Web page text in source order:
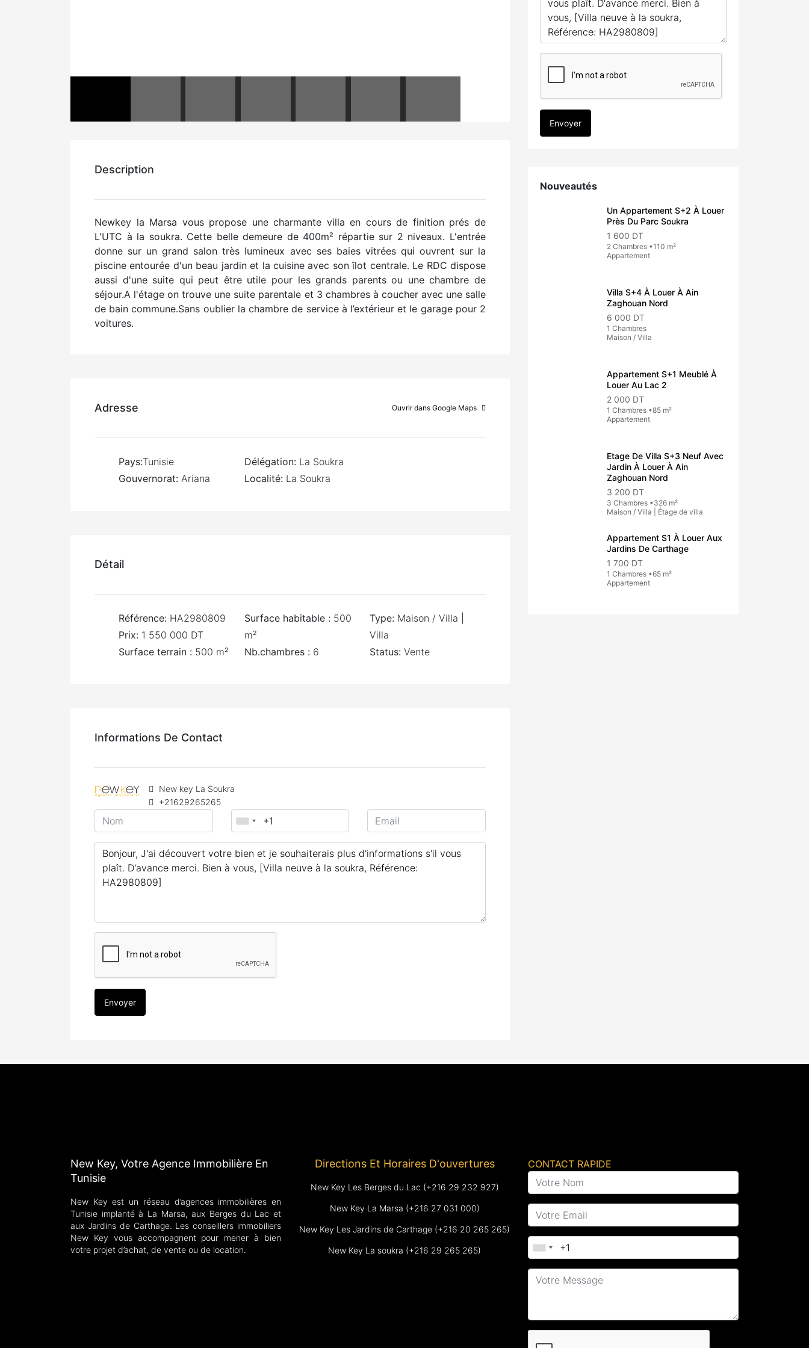
Description
Newkey la Marsa vous propose une charmante villa en cours de finition prés de
L'UTC à la soukra. Cette belle demeure de 400m² répartie sur 2 niveaux. L'entrée
donne sur un grand salon très lumineux avec ses baies vitrées qui ouvrent sur la
piscine entourée d'un beau jardin et la cuisine avec son îlot centrale. Le RDC dispose
aussi d'une suite qui peut être utile pour les grands parents ou une chambre de
séjour.A l'étage on trouve une suite parentale et 3 chambres à coucher avec une salle
de bain commune.Sans oublier la chambre de service à l’extérieur et le garage pour 2
voitures.
Adresse Ouvrir dans Google Maps
Pays:Tunisie
Gouvernorat: Ariana
Délégation:La Soukra
Localité:La Soukra
Détail
Référence: HA2980809
Prix: 1 550 000 DT
Surface terrain : 500 m²
Surface habitable :500
m²
Nb.chambres :6
Type: Maison / Villa |
Villa
Status: Vente
Informations De Contact
New key La Soukra
+21629265265
Envoyer
Envoyer
Nouveautés
Un Appartement S+2 À Louer
Près Du Parc Soukra
1 600 DT
2 Chambres •110 m²
Appartement
Villa S+4 À Louer À Ain
Zaghouan Nord
6 000 DT
1 Chambres
Maison / Villa
Appartement S+1 Meublé À
Louer Au Lac 2
2 000 DT
1 Chambres •85 m²
Appartement
Etage De Villa S+3 Neuf Avec
Jardin À Louer À Ain
Zaghouan Nord
3 200 DT
3 Chambres •326 m²
Maison / Villa | Étage de villa
Appartement S1 À Louer Aux
Jardins De Carthage
1 700 DT
1 Chambres •65 m²
Appartement
New Key, Votre Agence Immobilière En
Tunisie
New Key est un réseau d’agences immobilières en
Tunisie implanté à La Marsa, aux Berges du Lac et
aux Jardins de Carthage. Les conseillers immobiliers
New Key vous accompagnent pour mener à bien
votre projet d’achat, de vente ou de location.
Directions Et Horaires D'ouvertures
New Key Les Berges du Lac (+216 29 232 927)
New Key La Marsa (+216 27 031 000)
New Key Les Jardins de Carthage (+216 20 265 265)
New Key La soukra (+216 29 265 265)
CONTACT RAPIDE